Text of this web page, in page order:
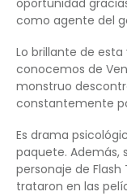
oportunidad
como agente del
Lo brillante de
conocemos de
monstruo
constantemente
Es drama
paquete. Además,
personaje de
trataron en las